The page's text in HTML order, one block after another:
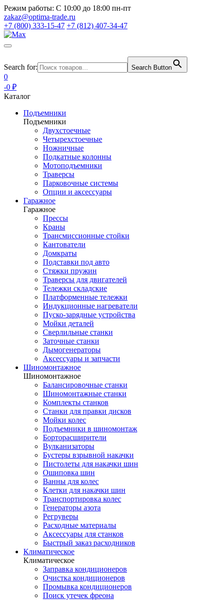
Режим работы: С 10:00 до 18:00 пн-пт
zakaz@optima-trade.ru
+7 (800) 333-15-47 +7 (812) 407-34-47
Search for: Search Button
0
-0 ₽
Каталог
Подъемники
Подъемники
Двухстоечные
Четырехстоечные
Ножничные
Подкатные колонны
Мотоподъемники
Траверсы
Парковочные системы
Опции и аксессуары
Гаражное
Гаражное
Прессы
Краны
Трансмиссионные стойки
Кантователи
Домкраты
Подставки под авто
Стяжки пружин
Траверсы для двигателей
Тележки складские
Платформенные тележки
Индукционные нагреватели
Пуско-зарядные устройства
Мойки деталей
Сверлильные станки
Заточные станки
Дымогенераторы
Аксессуары и запчасти
Шиномонтажное
Шиномонтажное
Балансировочные станки
Шиномонтажные станки
Комплекты станков
Станки для правки дисков
Мойки колес
Подъемники в шиномонтаж
Борторасширители
Вулканизаторы
Бустеры взрывной накачки
Пистолеты для накачки шин
Ошиповка шин
Ванны для колес
Клетки для накачки шин
Транспортировка колес
Генераторы азота
Регруверы
Расходные материалы
Аксессуары для станков
Быстрый заказ расходников
Климатическое
Климатическое
Заправка кондиционеров
Очистка кондиционеров
Промывка кондиционеров
Поиск утечек фреона